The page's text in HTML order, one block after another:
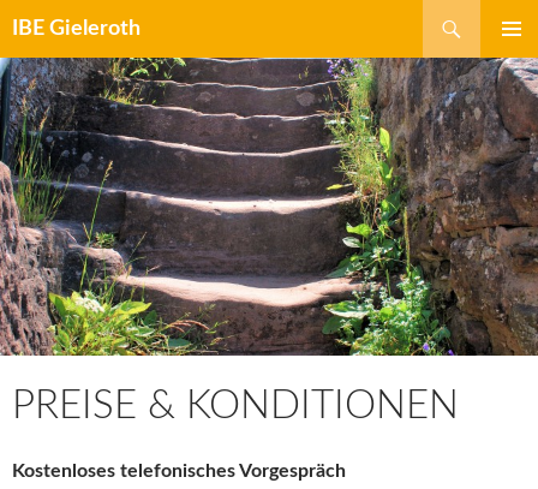
springen
IBE Gieleroth
PREISE & KONDITIONEN
Kostenloses telefonisches Vorgespräch